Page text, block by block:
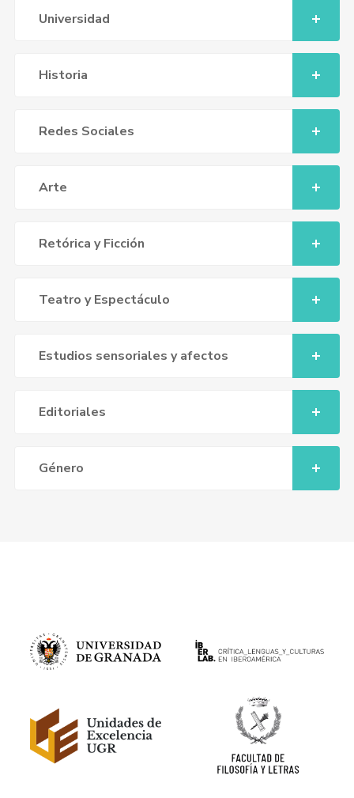
Universidad
Historia
Redes Sociales
Arte
Retórica y Ficción
Teatro y Espectáculo
Estudios sensoriales y afectos
Editoriales
Género